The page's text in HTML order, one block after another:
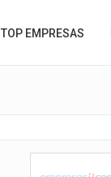
TOP EMPRESAS